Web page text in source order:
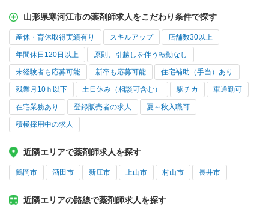
山形県寒河江市の薬剤師求人をこだわり条件で探す
産休・育休取得実績有り スキルアップ 店舗数30以上
年間休日120日以上 原則、引越しを伴う転勤なし
未経験者も応募可能 新卒も応募可能 住宅補助（手当）あり
残業月10ｈ以下 土日休み（相談可含む） 駅チカ 車通勤可
在宅業務あり 登録販売者の求人 夏～秋入職可
積極採用中の求人
近隣エリアで薬剤師求人を探す
鶴岡市 酒田市 新庄市 上山市 村山市 長井市
近隣エリアの路線で薬剤師求人を探す